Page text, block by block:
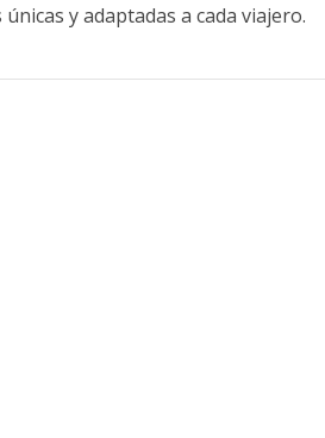
y adaptadas a cada viajero.